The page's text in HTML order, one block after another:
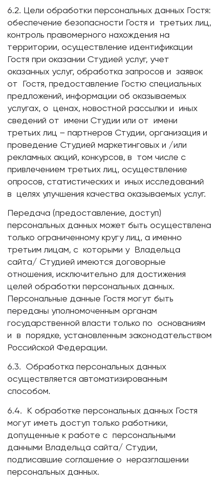
6.2. Цели обработки персональных данных Гостя:
обеспечение безопасности Гостя и третьих лиц,
контроль правомерного нахождения на
территории, осуществление идентификации
Гостя при оказании Студией услуг, учет
оказанных услуг, обработка запросов и заявок
от Гостя, предоставление Гостю специальных
предложений, информации об оказываемых
услугах, о ценах, новостной рассылки и иных
сведений от имени Студии или от имени
третьих лиц – партнеров Студии, организация и
проведение Студией маркетинговых и /или
рекламных акций, конкурсов, в том числе с
привлечением третьих лиц, осуществление
опросов, статистических и иных исследований
в целях улучшения качества оказываемых услуг.
Передача (предоставление, доступ)
персональных данных может быть осуществлена
только ограниченному кругу лиц, а именно
третьим лицам, с которыми у Владельца
сайта/ Студией имеются договорные
отношения, исключительно для достижения
целей обработки персональных данных.
Персональные данные Гостя могут быть
переданы уполномоченным органам
государственной власти только по основаниям
и в порядке, установленным законодательством
Российской Федерации.
6.3. Обработка персональных данных
осуществляется автоматизированным
способом.
6.4. К обработке персональных данных Гостя
могут иметь доступ только работники,
допущенные к работе с персональными
данными Владельца сайта/ Студии,
подписавшие соглашение о неразглашении
персональных данных.